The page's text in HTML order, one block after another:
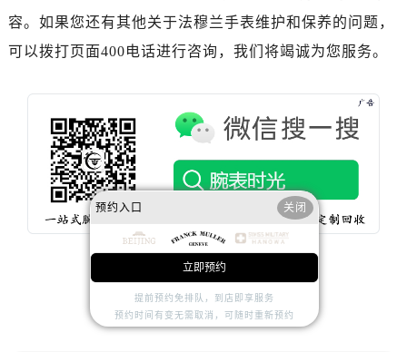
内蒙古自治区乌海市海勃湾区人民南路法穆兰售后服务中心（需提前预约）
内蒙古自治区乌兰察布市集宁区恩和大街法穆兰售后服务中心（需提前预约）
内蒙古自治区兴安盟市乌兰浩特市兴安大街法穆兰售后服务中心（需提前预约）
山西省吕梁市离石区永宁中路与建设街交叉口法穆兰售后服务中心（需提前预约）
容。如果您还有其他关于法穆兰手表维护和保养的问题，
可以拨打页面400电话进行咨询，我们将竭诚为您服务。
1
赞一下 去提问
预约入口 关闭
立即预约
提前预约免排队，到店即享服务
预约时间有变无需取消，可随时重新预约